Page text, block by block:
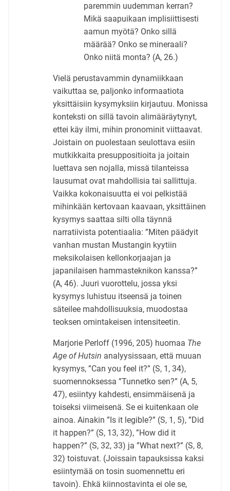
paremmin uudemman kerran?
Mikä saapuikaan implisiittisesti
aamun myötä? Onko sillä
määrää? Onko se mineraali?
Onko niitä monta? (A, 26.)
Vielä perustavammin dynamiikkaan
vaikuttaa se, paljonko informaatiota
yksittäisiin kysymyksiin kirjautuu. Monissa
konteksti on sillä tavoin alimääräytynyt,
ettei käy ilmi, mihin pronominit viittaavat.
Joistain on puolestaan seulottava esiin
mutkikkaita presuppositioita ja joitain
luettava sen nojalla, missä tilanteissa
lausumat ovat mahdollisia tai sallittuja.
Vaikka kokonaisuutta ei voi pelkistää
mihinkään kertovaan kaavaan, yksittäinen
kysymys saattaa silti olla täynnä
narratiivista potentiaalia: ”Miten päädyit
vanhan mustan Mustangin kyytiin
meksikolaisen kellonkorjaajan ja
japanilaisen hammasteknikon kanssa?”
(A, 46). Juuri vuorottelu, jossa yksi
kysymys luhistuu itseensä ja toinen
säteilee mahdollisuuksia, muodostaa
teoksen omintakeisen intensiteetin.
Marjorie Perloff (1996, 205) huomaa The
Age of Hutsin analyysissaan, että muuan
kysymys, ”Can you feel it?” (S, 1, 34),
suomennoksessa ”Tunnetko sen?” (A, 5,
47), esiintyy kahdesti, ensimmäisenä ja
toiseksi viimeisenä. Se ei kuitenkaan ole
ainoa. Ainakin ”Is it legible?” (S, 1, 5), ”Did
it happen?” (S, 13, 32), ”How did it
happen?” (S, 32, 33) ja ”What next?” (S, 8,
32) toistuvat. (Joissain tapauksissa kaksi
esiintymää on tosin suomennettu eri
tavoin). Ehkä kiinnostavinta ei ole se,